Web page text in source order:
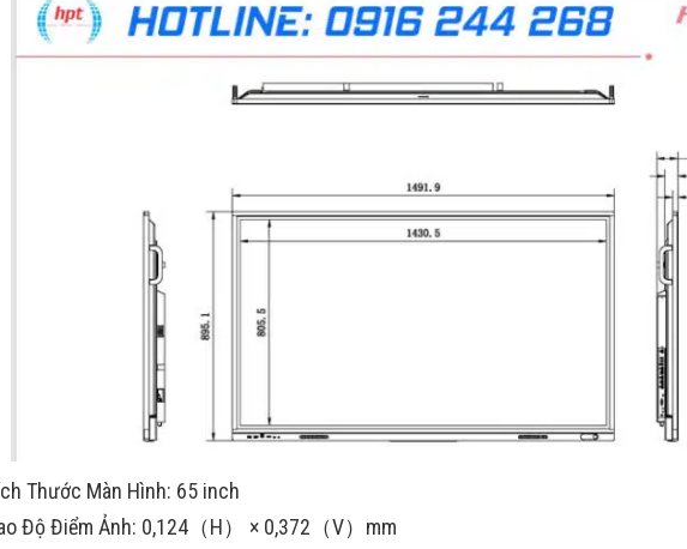
Thước Màn Hình: 65 inch
Độ Điểm Ảnh: 0,124（H） × 0,372（V）mm